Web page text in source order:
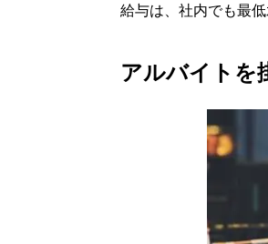
給与は、社内でも最低
アルバイトを